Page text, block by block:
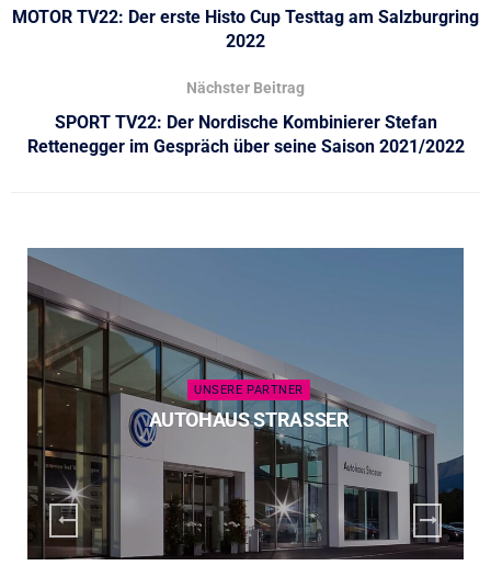
MOTOR TV22: Der erste Histo Cup Testtag am Salzburgring
2022
Nächster Beitrag
SPORT TV22: Der Nordische Kombinierer Stefan
Rettenegger im Gespräch über seine Saison 2021/2022
UNSERE PARTNER
AUTOHAUS STRASSER